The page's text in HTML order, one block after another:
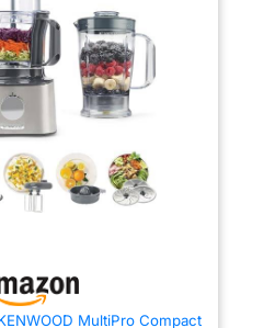
puissance de 800 W La grande
capacité du bol de 2,3 L permet
de préparer jusqu'à 0,8 kg de
pâte à gâteau ; Couteau
multifonctions inox et disque
réversible pour râper et émincer
Livraison : 1 x Bosch MultiTalent
3 robot de cuisine ; Robot
multifonctions pour réaliser plus
de 20 tâches différentes ; Avec
accessoires de série ; Couleur :
Blanc/Gris
MultiPro Compact